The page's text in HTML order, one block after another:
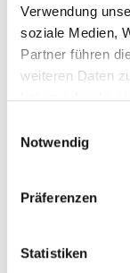
Verwendung
soziale Medien,
Partner führen
weiteren Daten
haben oder die
Notwendig
Präferenzen
Statistiken
Gem Color
several colors
Gem
m.o.p. multicolor